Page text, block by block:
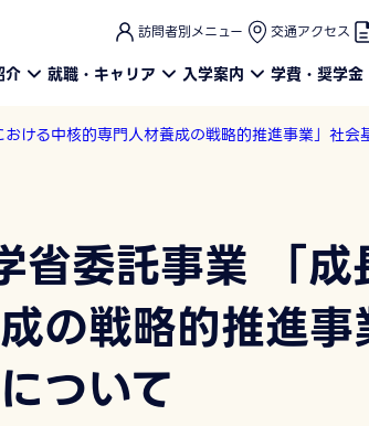
このページの本文へ
訪問者別メニュー 交通アクセス
介 就職・キャリア 入学案内 学費・奨学金
ける中核的専門人材養成の戦略的推進事業」社会
委託事業 「成
の戦略的推進
ついて